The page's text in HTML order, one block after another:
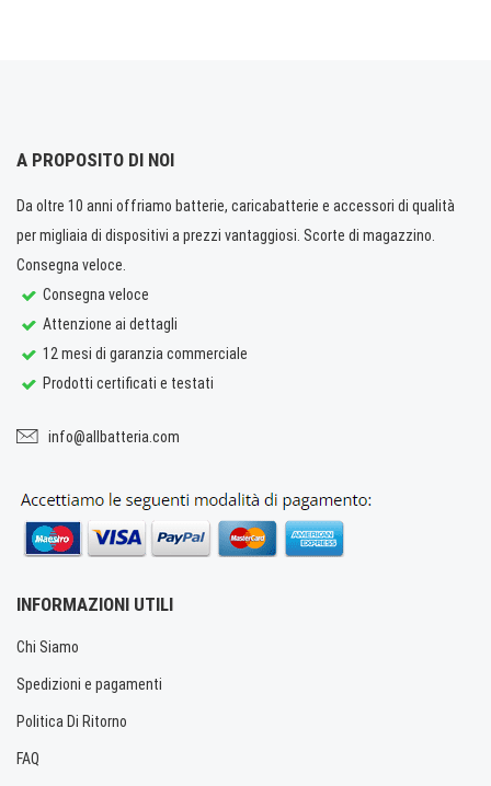
A PROPOSITO DI NOI
Da oltre 10 anni offriamo batterie, caricabatterie e accessori di qualità
per migliaia di dispositivi a prezzi vantaggiosi. Scorte di magazzino.
Consegna veloce.
Consegna veloce
Attenzione ai dettagli
12 mesi di garanzia commerciale
Prodotti certificati e testati
info@allbatteria.com
INFORMAZIONI UTILI
Chi Siamo
Spedizioni e pagamenti
Politica Di Ritorno
FAQ